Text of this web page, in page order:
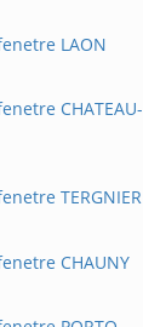
LAON
CHATEAU-
TERGNIER
CHAUNY